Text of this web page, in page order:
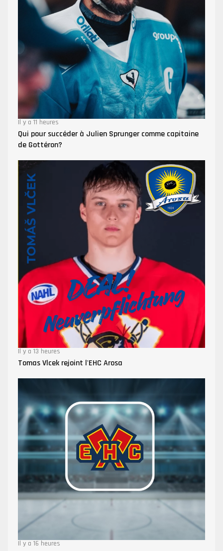
Il y a 11 heures
Qui pour succéder à Julien Sprunger comme capitaine
de Gottéron?
Il y a 13 heures
Tomas Vlcek rejoint l'EHC Arosa
Il y a 16 heures